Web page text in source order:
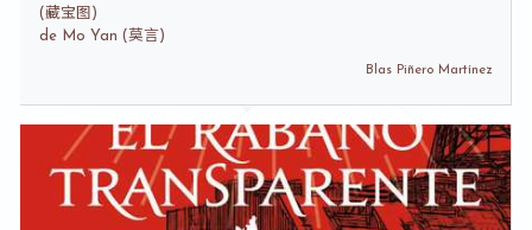
(藏宝图)
de Mo Yan (莫言)
Blas Piñero Martínez